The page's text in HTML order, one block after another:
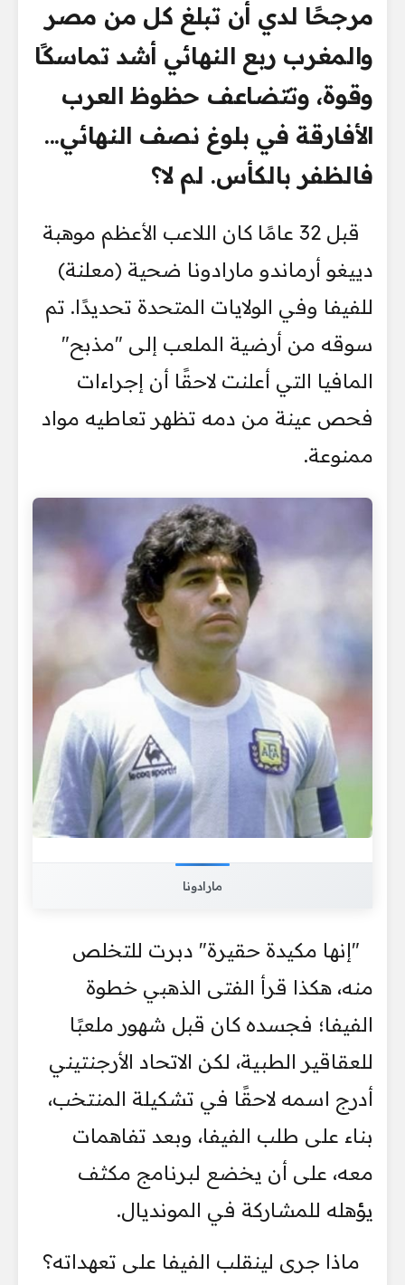
مرجحًا لدي أن تبلغ كل من مصر
والمغرب ربع النهائي أشد تماسكًا
وقوة، وتتضاعف حظوظ العرب
الأفارقة في بلوغ نصف النهائي...
فالظفر بالكأس. لم لا؟
قبل 32 عامًا كان اللاعب الأعظم موهبة
دييغو أرماندو مارادونا ضحية (معلنة)
للفيفا وفي الولايات المتحدة تحديدًا. تم
سوقه من أرضية الملعب إلى "مذبح"
المافيا التي أعلنت لاحقًا أن إجراءات
فحص عينة من دمه تظهر تعاطيه مواد
ممنوعة.
مارادونا
"إنها مكيدة حقيرة" دبرت للتخلص
منه، هكذا قرأ الفتى الذهبي خطوة
الفيفا؛ فجسده كان قبل شهور ملعبًا
للعقاقير الطبية، لكن الاتحاد الأرجنتيني
أدرج اسمه لاحقًا في تشكيلة المنتخب،
بناء على طلب الفيفا، وبعد تفاهمات
معه، على أن يخضع لبرنامج مكثف
يؤهله للمشاركة في المونديال.
ماذا جرى لينقلب الفيفا على تعهداته؟